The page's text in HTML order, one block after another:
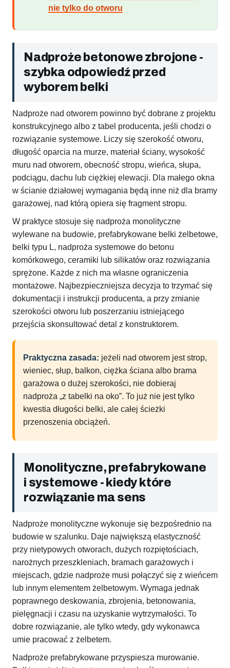
nie tylko do otworu
Nadproże betonowe zbrojone -
szybka odpowiedź przed
wyborem belki
Nadproże nad otworem powinno być dobrane z projektu
konstrukcyjnego albo z tabel producenta, jeśli chodzi o
rozwiązanie systemowe. Liczy się szerokość otworu,
długość oparcia na murze, materiał ściany, wysokość
muru nad otworem, obecność stropu, wieńca, słupa,
podciągu, dachu lub ciężkiej elewacji. Dla małego okna
w ścianie działowej wymagania będą inne niż dla bramy
garażowej, nad którą opiera się fragment stropu.
W praktyce stosuje się nadproża monolityczne
wylewane na budowie, prefabrykowane belki żelbetowe,
belki typu L, nadproża systemowe do betonu
komórkowego, ceramiki lub silikatów oraz rozwiązania
sprężone. Każde z nich ma własne ograniczenia
montażowe. Najbezpieczniejsza decyzja to trzymać się
dokumentacji i instrukcji producenta, a przy zmianie
szerokości otworu lub poszerzaniu istniejącego
przejścia skonsultować detal z konstruktorem.
Praktyczna zasada: jeżeli nad otworem jest strop,
wieniec, słup, balkon, ciężka ściana albo brama
garażowa o dużej szerokości, nie dobieraj
nadproża „z tabelki na oko”. To już nie jest tylko
kwestia długości belki, ale całej ścieżki
przenoszenia obciążeń.
Monolityczne, prefabrykowane
i systemowe - kiedy które
rozwiązanie ma sens
Nadproże monolityczne wykonuje się bezpośrednio na
budowie w szalunku. Daje największą elastyczność
przy nietypowych otworach, dużych rozpiętościach,
narożnych przeszkleniach, bramach garażowych i
miejscach, gdzie nadproże musi połączyć się z wieńcem
lub innym elementem żelbetowym. Wymaga jednak
poprawnego deskowania, zbrojenia, betonowania,
pielęgnacji i czasu na uzyskanie wytrzymałości. To
dobre rozwiązanie, ale tylko wtedy, gdy wykonawca
umie pracować z żelbetem.
Nadproże prefabrykowane przyspiesza murowanie.